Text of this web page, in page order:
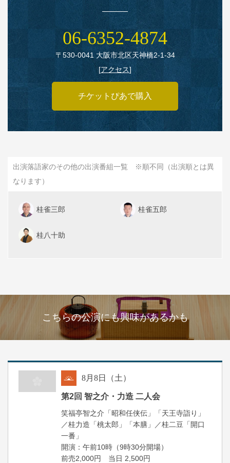
06‑6352‑4874
〒530‑0041 大阪市北区天神橋2‑1‑34
[アクセス]
チケットぴあで購入
出演落語家のその他の出演番組一覧 ※順不同（出演順とは異
なります）
桂雀三郎 桂雀五郎
桂八十助
こちらの公演にも興味があるかも
8月8日（土）
第2回 智之介・力造 二人会
笑福亭智之介「昭和任侠伝」「天王寺詣り」
／桂力造「桃太郎」「本膳」／桂二豆「開口
一番」
開演：午前10時（9時30分開場）
前売2,000円 当日 2,500円